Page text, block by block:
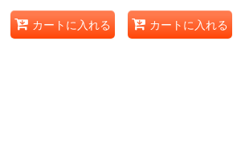
カートに入れる カートに入れる